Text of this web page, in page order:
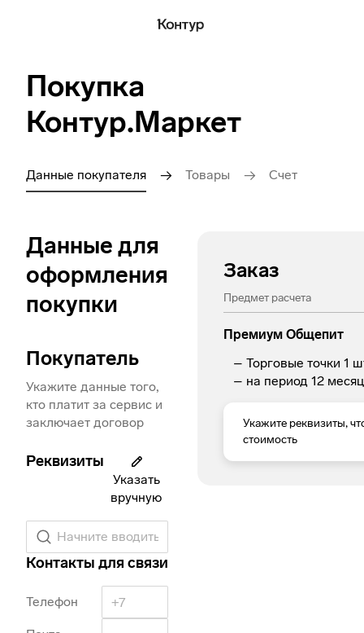
Покупка
Контур.Маркет
Данные покупателя Товары Счет
Данные для
оформления
покупки
Покупатель
Укажите данные того,
кто платит за сервис и
заключает договор
Реквизиты
Указать
вручную
Начните вводить наименование или ИНН
Контакты для связи
Телефон
Заказ
Предмет расчета
Премиум Общепит
Торговые точки 1
на период 12
Укажите реквизиты,
стоимость